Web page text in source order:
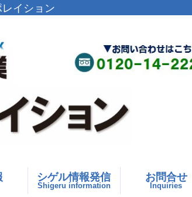
イション
シゲル情報発信
Shigeru information
お問合せ
Inquiries